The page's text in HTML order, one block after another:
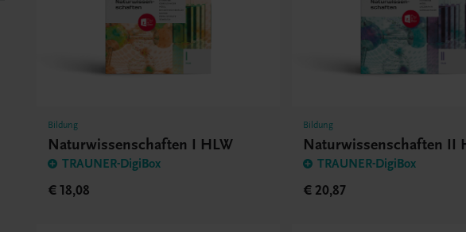
Bildung
Naturwissenschaften I HLW
TRAUNER-DigiBox
€ 18,08
Bildung
Naturwissenschaften II
TRAUNER-DigiBox
€ 20,87